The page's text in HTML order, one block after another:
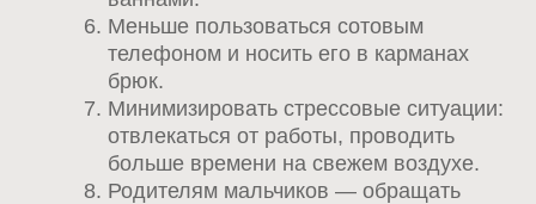
Меньше пользоваться сотовым
телефоном и носить его в карманах
брюк.
Минимизировать стрессовые ситуации:
отвлекаться от работы, проводить
больше времени на свежем воздухе.
Родителям мальчиков — обращать